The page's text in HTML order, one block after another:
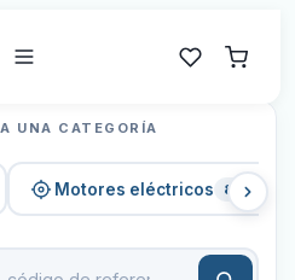
UNA CATEGORÍA
Motores eléctricos 820